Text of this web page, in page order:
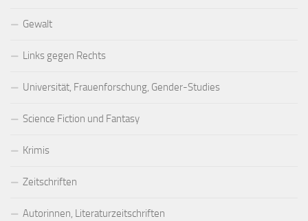
Gewalt
Links gegen Rechts
Universität, Frauenforschung, Gender-Studies
Science Fiction und Fantasy
Krimis
Zeitschriften
Autorinnen, Literaturzeitschriften